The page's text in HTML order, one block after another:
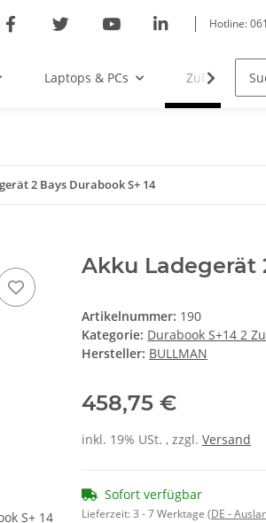
Hotline:
Laptops & PCs Zubehöre
2 Bays Durabook S+ 14
Akku Ladegerät
Artikelnummer: 190
Kategorie: Durabook S+14 2
Hersteller: BULLMAN
458,75 €
inkl. 19% USt. , zzgl. Versand
Sofort verfügbar
Lieferzeit:3 - 7 Werktage (DE -